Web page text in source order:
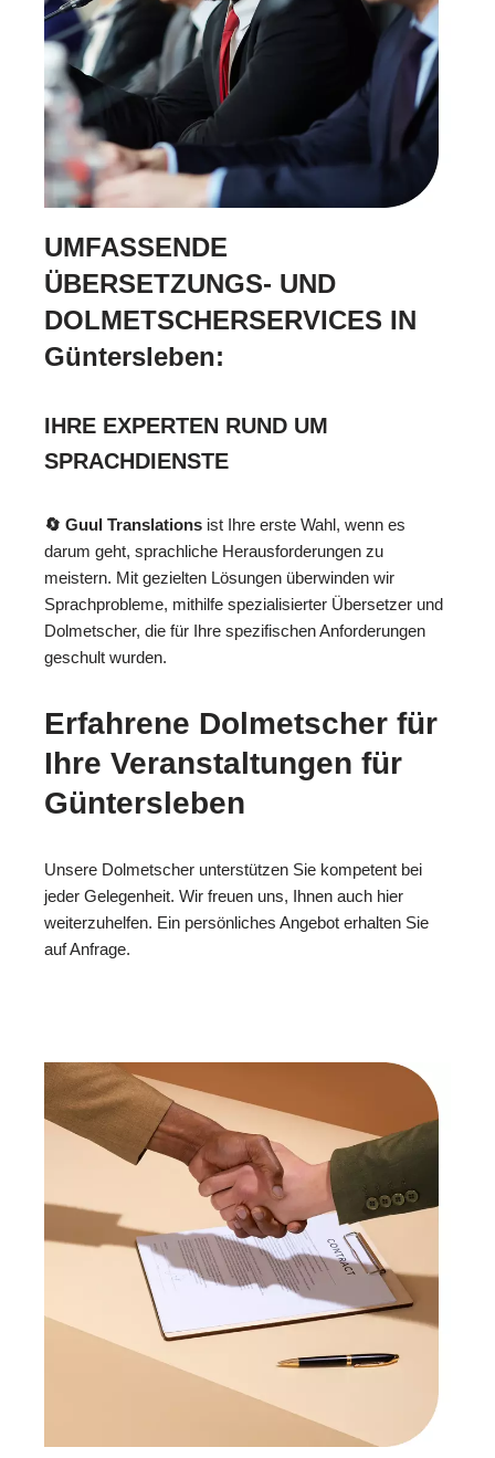
UMFASSENDE
ÜBERSETZUNGS- UND
DOLMETSCHERSERVICES IN
Güntersleben:
IHRE EXPERTEN RUND UM
SPRACHDIENSTE
🔄 Guul Translations ist Ihre erste Wahl, wenn es
darum geht, sprachliche Herausforderungen zu
meistern. Mit gezielten Lösungen überwinden wir
Sprachprobleme, mithilfe spezialisierter Übersetzer und
Dolmetscher, die für Ihre spezifischen Anforderungen
geschult wurden.
Erfahrene Dolmetscher für
Ihre Veranstaltungen für
Güntersleben
Unsere Dolmetscher unterstützen Sie kompetent bei
jeder Gelegenheit. Wir freuen uns, Ihnen auch hier
weiterzuhelfen. Ein persönliches Angebot erhalten Sie
auf Anfrage.